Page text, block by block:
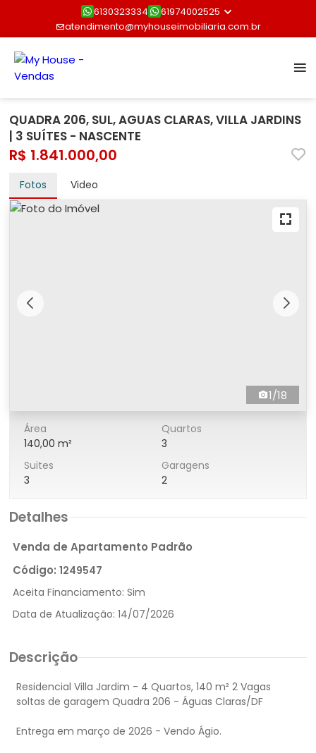
6130323334
61974002525
atendimento@myhouseimobiliaria.com.br
QUADRA 206, SUL, AGUAS CLARAS, VILLA JARDINS
| 3 SUÍTES - NASCENTE
R$ 1.841.000,00
Fotos Video
1/18
Área
140,00 m²
Quartos
3
Suites
3
Garagens
2
Detalhes
Venda de Apartamento Padrão
Código: 1249547
Aceita Financiamento: Sim
Data de Atualização: 14/07/2026
Descrição
Residencial Villa Jardim - 4 Quartos, 140 m² 2 Vagas
soltas de garagem Quadra 206 - Águas Claras/DF
Entrega em março de 2026 - Vendo Ágio.